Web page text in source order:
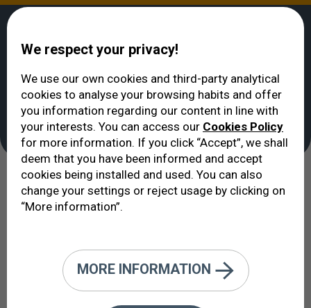
Medical Staff
Medical Staff
الطاقمالطبي
المساعدة الطبية إنما يقوم بها الأشخاص، وليس أسماء
المهنيون هم الذين يتعاملون في الواقع مع المريض ومع
أفراد أسرته أو مرافقيه. إن المؤسسة، أو اسم المصحة،
تتضمنهم، تنظمهم، ولكنها تعمل بواسطتهم.
We respect your privacy!
We use our own cookies and third-party analytical
cookies to analyse your browsing habits and offer
you information regarding our content in line with
your interests. You can access our Cookies Policy
for more information. If you click “Accept”, we shall
deem that you have been informed and accept
cookies being installed and used. You can also
change your settings or reject usage by clicking on
“More information”.
MORE INFORMATION